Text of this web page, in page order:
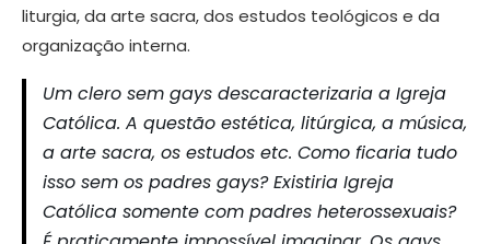
liturgia, da arte sacra, dos estudos teológicos e da
organização interna.
Um clero sem gays descaracterizaria a Igreja
Católica. A questão estética, litúrgica, a música,
a arte sacra, os estudos etc. Como ficaria tudo
isso sem os padres gays? Existiria Igreja
Católica somente com padres heterossexuais?